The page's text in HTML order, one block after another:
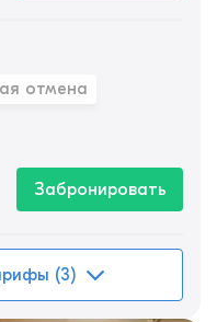
отмена
Забронировать
(3)